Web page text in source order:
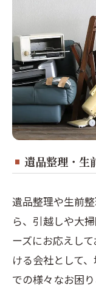
遺品整理・生
遺品整理や生前
ら、引越しや大
ーズにお応えし
ける会社として
での様々なお困